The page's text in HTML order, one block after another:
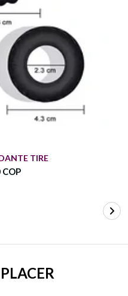
TIRE